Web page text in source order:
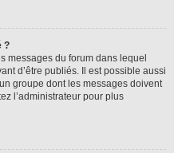
?
messages du forum dans lequel
d’être publiés. Il est possible aussi
groupe dont les messages doivent
l’administrateur pour plus